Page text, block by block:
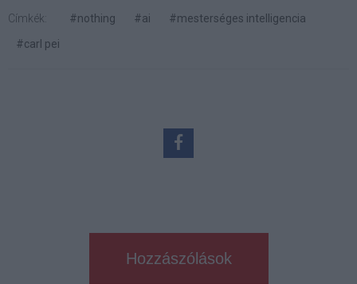
Címkék: #nothing #ai
#mesterséges intelligencia
#carl pei
Hozzászólások